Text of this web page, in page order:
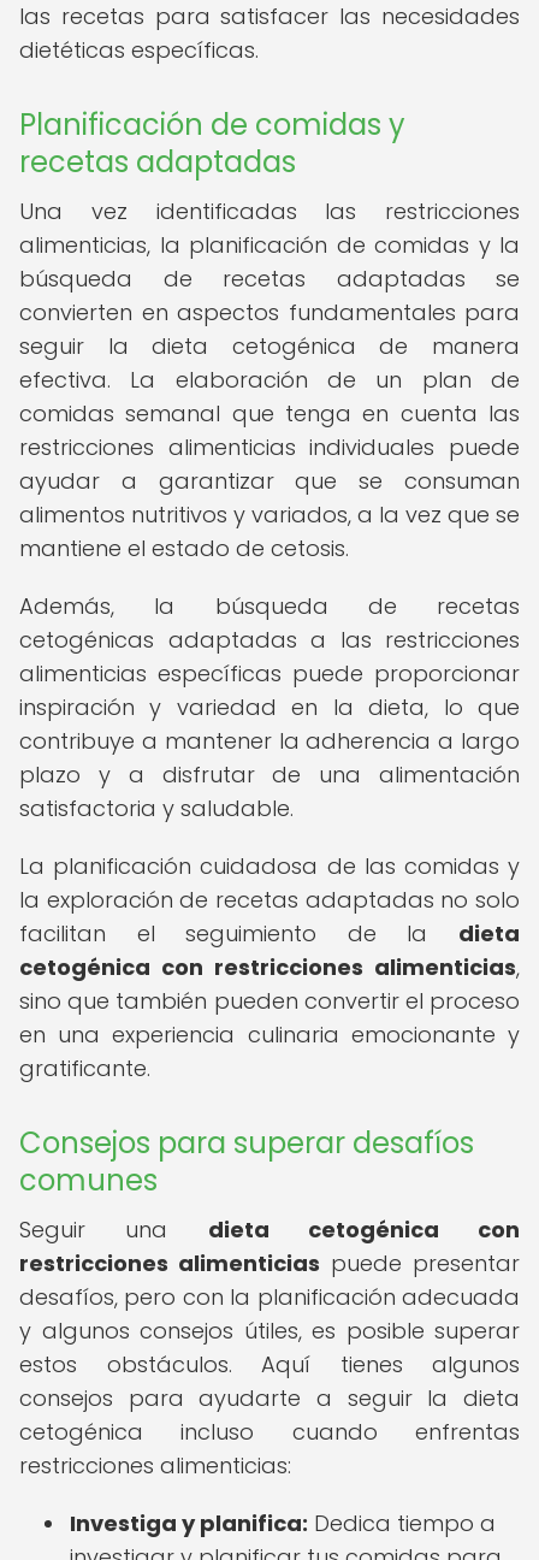
las recetas para satisfacer las necesidades
dietéticas específicas.
Planificación de comidas y
recetas adaptadas
Una vez identificadas las restricciones
alimenticias, la planificación de comidas y la
búsqueda de recetas adaptadas se
convierten en aspectos fundamentales para
seguir la dieta cetogénica de manera
efectiva. La elaboración de un plan de
comidas semanal que tenga en cuenta las
restricciones alimenticias individuales puede
ayudar a garantizar que se consuman
alimentos nutritivos y variados, a la vez que se
mantiene el estado de cetosis.
Además, la búsqueda de recetas
cetogénicas adaptadas a las restricciones
alimenticias específicas puede proporcionar
inspiración y variedad en la dieta, lo que
contribuye a mantener la adherencia a largo
plazo y a disfrutar de una alimentación
satisfactoria y saludable.
La planificación cuidadosa de las comidas y
la exploración de recetas adaptadas no solo
facilitan el seguimiento de la dieta
cetogénica con restricciones alimenticias,
sino que también pueden convertir el proceso
en una experiencia culinaria emocionante y
gratificante.
Consejos para superar desafíos
comunes
Seguir una dieta cetogénica con
restricciones alimenticias puede presentar
desafíos, pero con la planificación adecuada
y algunos consejos útiles, es posible superar
estos obstáculos. Aquí tienes algunos
consejos para ayudarte a seguir la dieta
cetogénica incluso cuando enfrentas
restricciones alimenticias:
Investiga y planifica: Dedica tiempo a